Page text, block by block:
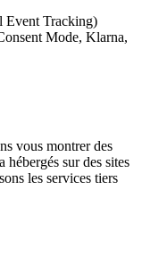
Event Tracking)
Mode, Klarna,
vous montrer des
sur des sites
les services tiers